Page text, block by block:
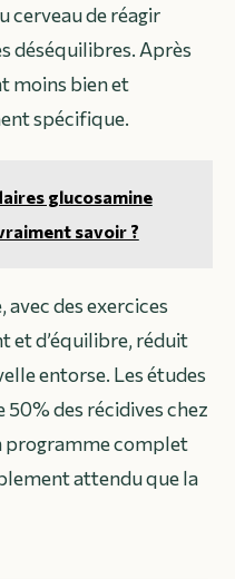
cerveau de réagir
déséquilibres. Après
moins bien et
spécifique.
glucosamine
savoir ?
des exercices
et d’équilibre, réduit
entorse. Les études
des récidives chez
programme complet
attendu que la